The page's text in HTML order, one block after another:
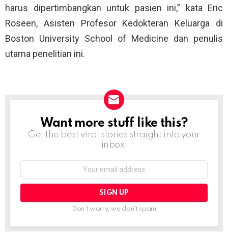
harus dipertimbangkan untuk pasien ini,” kata Eric
Roseen, Asisten Profesor Kedokteran Keluarga di
Boston University School of Medicine dan penulis
utama penelitian ini.
NEWSLETTER
Want more stuff like this?
Get the best viral stories straight into your
inbox!
Don't worry, we don't spam